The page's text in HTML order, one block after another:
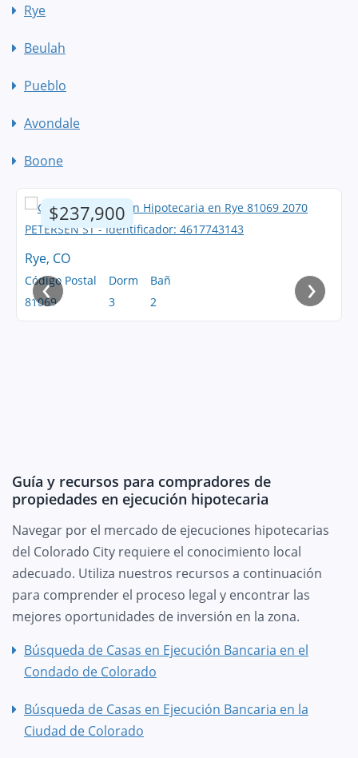
Rye
Beulah
Pueblo
Avondale
Boone
$237,900
Rye, CO
Código Postal
81069
Dorm
3
Bañ
2
‹ ›
Guía y recursos para compradores de
propiedades en ejecución hipotecaria
Navegar por el mercado de ejecuciones hipotecarias
del Colorado City requiere el conocimiento local
adecuado. Utiliza nuestros recursos a continuación
para comprender el proceso legal y encontrar las
mejores oportunidades de inversión en la zona.
Búsqueda de Casas en Ejecución Bancaria en el
Condado de Colorado
Búsqueda de Casas en Ejecución Bancaria en la
Ciudad de Colorado